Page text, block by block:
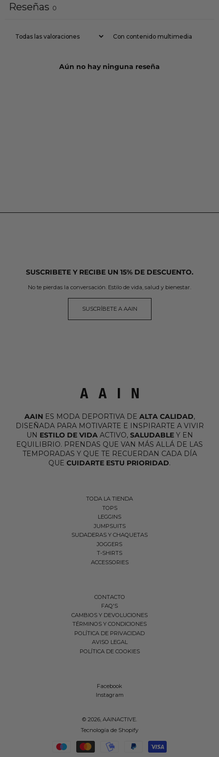
Reseñas 0
Con contenido multimedia
Aún no hay ninguna reseña
SUSCRIBETE Y RECIBE UN 15% DE DESCUENTO.
No te pierdas la conversación. Estilo de vida, salud y bienestar.
SUSCRÍBETE A AAIN
AAIN ES MODA DEPORTIVA DE ALTA CALIDAD,
DISEÑADA PARA MOTIVARTE E INSPIRARTE A VIVIR
UN ESTILO DE VIDA ACTIVO, SALUDABLEY EN
EQUILIBRIO. PRENDAS QUE VAN MÁS ALLÁ DE LAS
TEMPORADAS Y QUE TE RECUERDAN CADA DÍA
QUE CUIDARTE ESTU PRIORIDAD.
TODA LA TIENDA
TOPS
LEGGINS
JUMPSUITS
SUDADERAS Y CHAQUETAS
JOGGERS
T-SHIRTS
ACCESSORIES
CONTACTO
FAQ'S
CAMBIOS Y DEVOLUCIONES
TÉRMINOS Y CONDICIONES
POLÍTICA DE PRIVACIDAD
AVISO LEGAL
POLÍTICA DE COOKIES
Facebook
Instagram
© 2026, AAINACTIVE.
Tecnología de Shopify
Métodos de pago